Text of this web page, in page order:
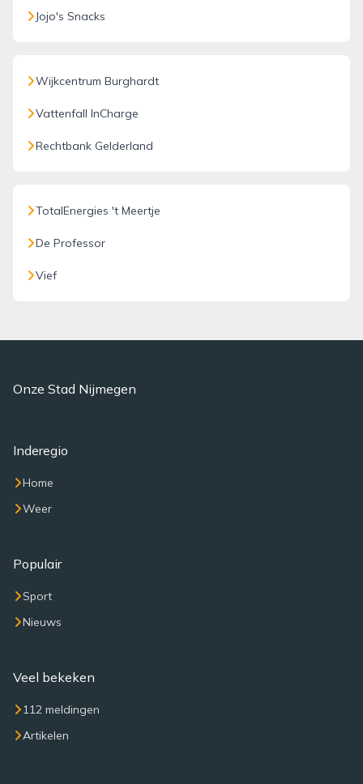
Jojo's Snacks
Wijkcentrum Burghardt
Vattenfall InCharge
Rechtbank Gelderland
TotalEnergies 't Meertje
De Professor
Vief
Onze Stad Nijmegen
Inderegio
Home
Weer
Populair
Sport
Nieuws
Veel bekeken
112 meldingen
Artikelen